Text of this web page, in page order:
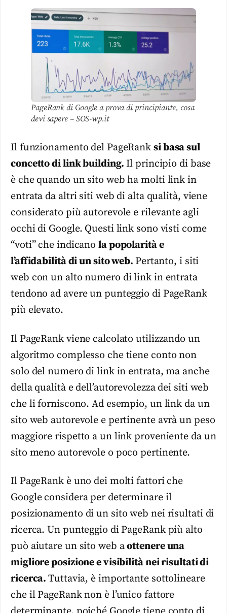
PageRank di Google a prova di principiante, cosa
devi sapere – SOS-wp.it
Il funzionamento del PageRank si basa sul
concetto di link building.Il principio di base
è che quando un sito web ha molti link in
entrata da altri siti web di alta qualità, viene
considerato più autorevole e rilevante agli
occhi di Google. Questi link sono visti come
“voti” che indicano la popolarità e
l’affidabilità di un sito web. Pertanto, i siti
web con un alto numero di link in entrata
tendono ad avere un punteggio di PageRank
più elevato.
Il PageRank viene calcolato utilizzando un
algoritmo complesso che tiene conto non
solo del numero di link in entrata, ma anche
della qualità e dell’autorevolezza dei siti web
che li forniscono. Ad esempio, un link da un
sito web autorevole e pertinente avrà un peso
maggiore rispetto a un link proveniente da un
sito meno autorevole o poco pertinente.
Il PageRank è uno dei molti fattori che
Google considera per determinare il
posizionamento di un sito web nei risultati di
ricerca. Un punteggio di PageRank più alto
può aiutare un sito web aottenere una
migliore posizione e visibilità nei risultati di
ricerca.Tuttavia, è importante sottolineare
che il PageRank non è l’unico fattore